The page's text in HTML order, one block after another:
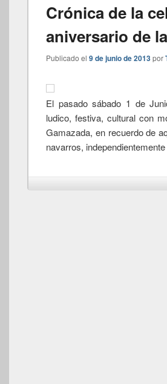
Crónica de la
aniversario de
Publicado el9 de junio de 2013por
El pasado sábado 1 de
ludico, festiva, cultural con
Gamazada, en recuerdo de
navarros,